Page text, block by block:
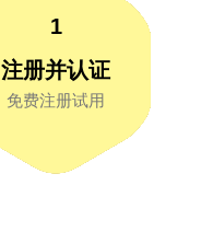
1
注册并认证
免费注册试用